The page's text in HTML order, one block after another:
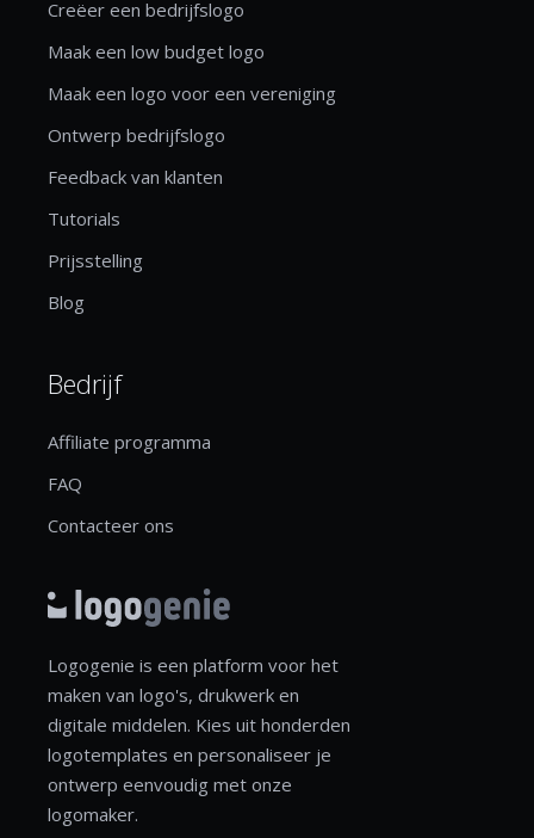
Creëer een bedrijfslogo
Maak een low budget logo
Maak een logo voor een vereniging
Ontwerp bedrijfslogo
Feedback van klanten
Tutorials
Prijsstelling
Blog
Bedrijf
Affiliate programma
FAQ
Contacteer ons
Logogenie is een platform voor het
maken van logo's, drukwerk en
digitale middelen. Kies uit honderden
logotemplates en personaliseer je
ontwerp eenvoudig met onze
logomaker.